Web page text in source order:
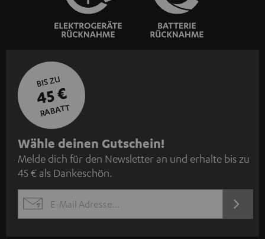
BIS ZU
45 €
RABATT
N
e
w
s
l
Wähle deinen Gutschein!
Melde dich für den Newsletter an und erhalte bis zu
45 € als Dankeschön.
EMAIL
JETZT